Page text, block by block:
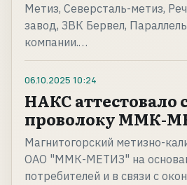
Метиз, Северсталь-метиз,
завод, ЗВК Бервел,
компании.…
06.10.2025 10:24
НАКС аттестовало
проволоку ММК-
Магнитогорский метизно-
ОАО "ММК-МЕТИЗ" на
потребителей и в связи с